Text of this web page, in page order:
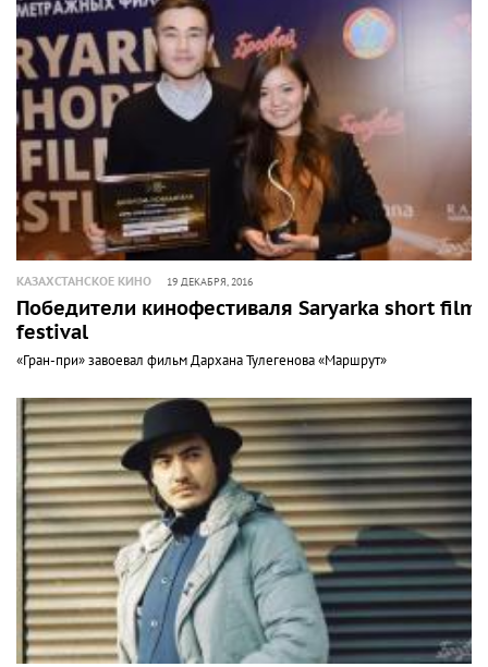
КАЗАХСТАНСКОЕ КИНО 19 ДЕКАБРЯ, 2016
Победители кинофестиваля Saryarka short film
festival
«Гран-при» завоевал фильм Дархана Тулегенова «Маршрут»